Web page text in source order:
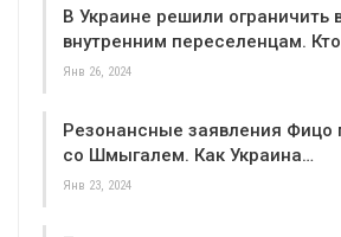
В Украине решили ограничить
внутренним переселенцам.
Янв 26, 2024
Резонансные заявления Фицо
со Шмыгалем. Как Украина…
Янв 23, 2024